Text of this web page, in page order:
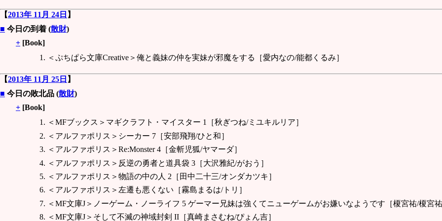
【2013年 11月 24日 】
■ 今日の到着 (散財)
+ [Book]
＜ぷちぱら文庫Creative＞俺と義妹の仲を実妹が邪魔をする［愛内なの/能都くるみ］
【2013年 11月 25日 】
■ 今日の敗北品 (散財)
+ [Book]
＜MFブックス＞マギクラフト・マイスター 1［秋ぎつね/ミユキルリア］
＜アルファポリス＞シーカー 7［安部飛翔/ひと和］
＜アルファポリス＞Re:Monster 4［金斬児狐/ヤマーダ］
＜アルファポリス＞反逆の勇者と道具袋 3［大沢雅紀/がおう］
＜アルファポリス＞物語の中の人 2［田中二十三/オンダカツキ］
＜アルファポリス＞左遷も悪くない［霧島まるは/トリ］
＜MF文庫J＞ノーゲーム・ノーライフ 5 ゲーマー兄妹は強くてニューゲームがお嫌いなようです［榎宮祐/榎宮
＜MF文庫J＞そして不滅の神域封剣 II［真崎まさむね/ぴょん吉］